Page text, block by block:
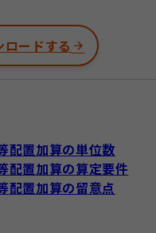
ードする
配置加算の単位数
配置加算の算定要件
配置加算の留意点